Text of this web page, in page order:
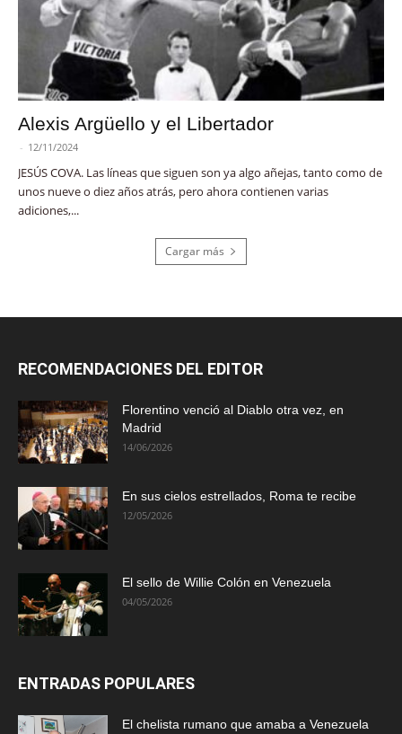
Alexis Argüello y el Libertador
- 12/11/2024
JESÚS COVA. Las líneas que siguen son ya algo añejas, tanto como de
unos nueve o diez años atrás, pero ahora contienen varias
adiciones,...
Cargar más
RECOMENDACIONES DEL EDITOR
Florentino venció al Diablo otra vez, en
Madrid
14/06/2026
En sus cielos estrellados, Roma te recibe
12/05/2026
El sello de Willie Colón en Venezuela
04/05/2026
ENTRADAS POPULARES
El chelista rumano que amaba a Venezuela